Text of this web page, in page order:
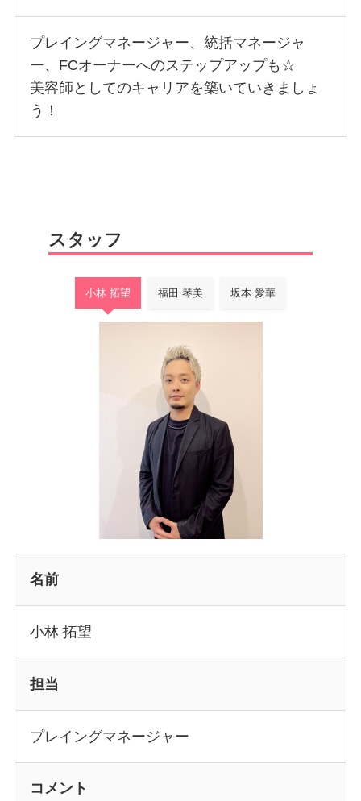
プレイングマネージャー、統括マネージャ
ー、FCオーナーへのステップアップも☆
美容師としてのキャリアを築いていきましょ
う！
スタッフ
小林 拓望 福田 琴美 坂本 愛華
名前
小林 拓望
担当
プレイングマネージャー
コメント